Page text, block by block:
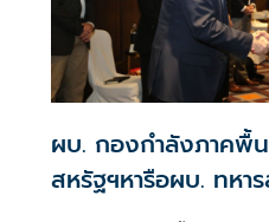
ผบ. กองกำลังภาคพื้
สหรัฐฯหารือผบ. ทห